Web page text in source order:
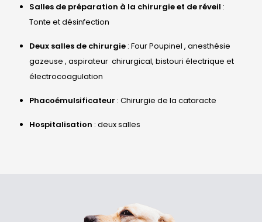
Salles de préparation à la chirurgie et de réveil :
Tonte et désinfection
Deux salles de chirurgie : Four Poupinel , anesthésie
gazeuse , aspirateur chirurgical, bistouri électrique et
électrocoagulation
Phacoémulsificateur : Chirurgie de la cataracte
Hospitalisation : deux salles